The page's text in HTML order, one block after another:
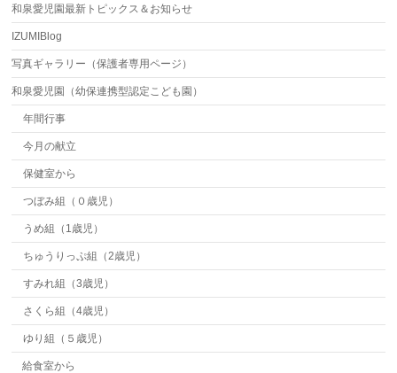
和泉愛児園最新トピックス＆お知らせ
IZUMIBlog
写真ギャラリー（保護者専用ページ）
和泉愛児園（幼保連携型認定こども園）
年間行事
今月の献立
保健室から
つぼみ組（０歳児）
うめ組（1歳児）
ちゅうりっぷ組（2歳児）
すみれ組（3歳児）
さくら組（4歳児）
ゆり組（５歳児）
給食室から